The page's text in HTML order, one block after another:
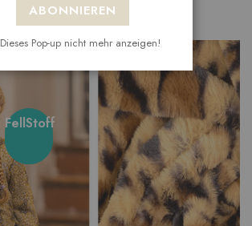
unsere
FellStoff
ABONNIEREN
Dieses Pop-up nicht mehr anzeigen!